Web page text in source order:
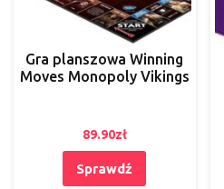
Gra planszowa Winning
Moves Monopoly Vikings
89.90zł
Sprawdź